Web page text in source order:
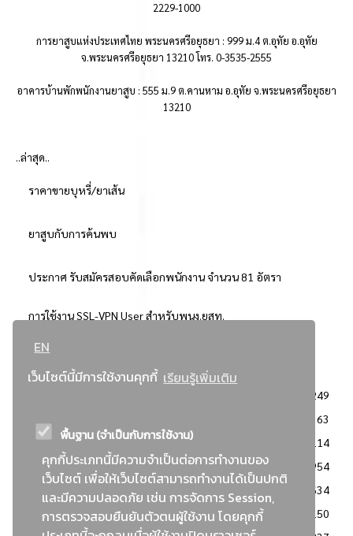
EN
เว็บไซต์นี้มีการใช้งานคุกกี้ เรียนรู้เพิ่มเติม
พื้นฐาน (จำเป็นกับการใช้งาน)
คุกกี้ประเภทนี้มีความจำเป็นต่อการทำงานของ
เว็บไซต์ เพื่อให้เว็บไซต์สามารถทำงานได้เป็นปกติ
และมีความปลอดภัย เช่น การจัดการ Session,
การตรวจสอบยืนยันตัวตนผู้ใช้งาน โดยคุกกี้
2229-1000
การยาสูบแห่งประเทศไทย พระนครศรีอยุธยา : 999 ม.4 ต.อุทัย อ.อุทัย
จ.พระนครศรีอยุธยา 13210 โทร. 0-3535-2555
อาคารบ้านพักพนักงานยาสูบ : 555 ม.9 ต.คานหาม อ.อุทัย จ.พระนครศรีอยุธยา
13210
..ล่าสุด..
ราคาขายบุหรี่/ยาเส้น
ยาสูบกับการค้นพบ
ประกาศ รับสมัครสอบคัดเลือกพนักงาน จำนวน 81 อัตรา
การใช้งาน SSL-VPN User สำหรับพนง.ยสท.
3249
2363
: วิธีเฉพาะเจาะจง
2114
ข่าวสาร/ประกาศ
1954
: เอกสารส่งเสริมความโปร่งใสในการจัดซื้อจัดจ้าง
1634
ข่าวสารจัดซื้อจัดจ้าง
1150